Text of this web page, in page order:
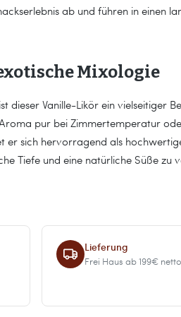
ab und führen in einen
Mixologie
dieser Vanille-Likör ein vielseitiger
pur bei Zimmertemperatur
er sich hervorragend als
Tiefe und eine natürliche Süße zu
Lieferung
Frei Haus ab 199€